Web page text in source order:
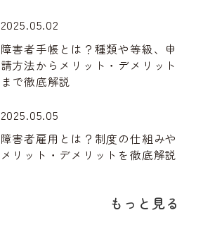
2025.05.02
障害者手帳とは？種類や等級、申
請方法からメリット・デメリット
まで徹底解説
2025.05.05
障害者雇用とは？制度の仕組みや
メリット・デメリットを徹底解説
もっと見る